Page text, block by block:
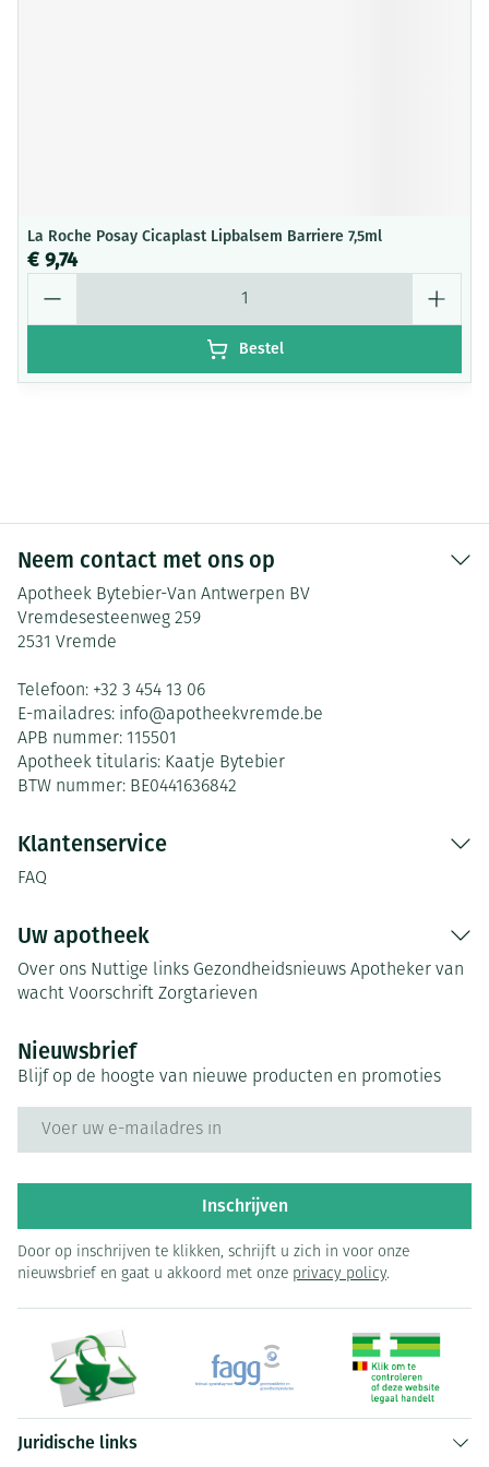
La Roche Posay Cicaplast Lipbalsem Barriere 7,5ml
€ 9,74
Bestel
Neem contact met ons op
Apotheek Bytebier-Van Antwerpen BV
Vremdesesteenweg 259
2531 Vremde
Telefoon: +32 3 454 13 06
E-mailadres: info@apotheekvremde.be
APB nummer: 115501
Apotheek titularis: Kaatje Bytebier
BTW nummer: BE0441636842
Klantenservice
FAQ
Uw apotheek
Over ons Nuttige links Gezondheidsnieuws Apotheker van
wacht Voorschrift Zorgtarieven
Nieuwsbrief
Blijf op de hoogte van nieuwe producten en promoties
Inschrijven
Door op inschrijven te klikken, schrijft u zich in voor onze
nieuwsbrief en gaat u akkoord met onze privacy policy.
Juridische links